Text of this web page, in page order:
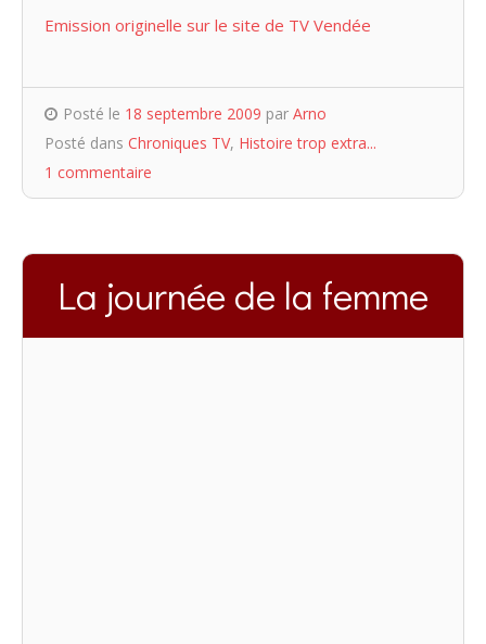
Emission originelle sur le site de TV Vendée
Posté le 18 septembre 2009 par Arno
Posté dans Chroniques TV, Histoire trop extra...
1 commentaire
La journée de la femme